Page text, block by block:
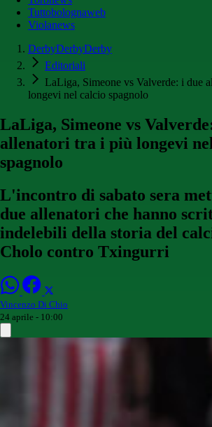
Tuttobolognaweb
Violanews
DerbyDerbyDerby
Editoriali
LaLiga, Simeone vs Valverde: i due
longevi nel calcio spagnolo
LaLiga, Simeone vs
allenatori tra i più longevi
spagnolo
L'incontro di sabato sera
due allenatori che hanno
indelebili della storia del
Cholo contro Txingurri
Vincenzo Di Chio
24 aprile - 10:00